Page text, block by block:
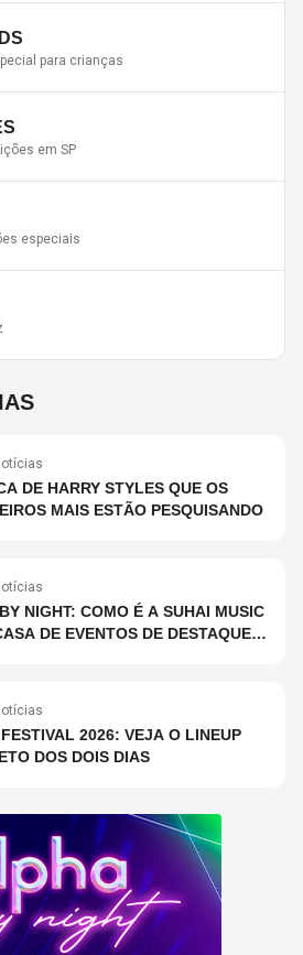
para crianças
em SP
especiais
DE HARRY STYLES QUE OS
MAIS ESTÃO PESQUISANDO
NIGHT: COMO É A SUHAI MUSIC
DE EVENTOS DE DESTAQUE
2026: VEJA O LINEUP
DOS DOIS DIAS